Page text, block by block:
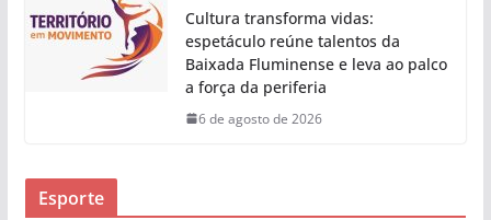
Cultura transforma vidas:
espetáculo reúne talentos da
Baixada Fluminense e leva ao palco
a força da periferia
6 de agosto de 2026
Esporte